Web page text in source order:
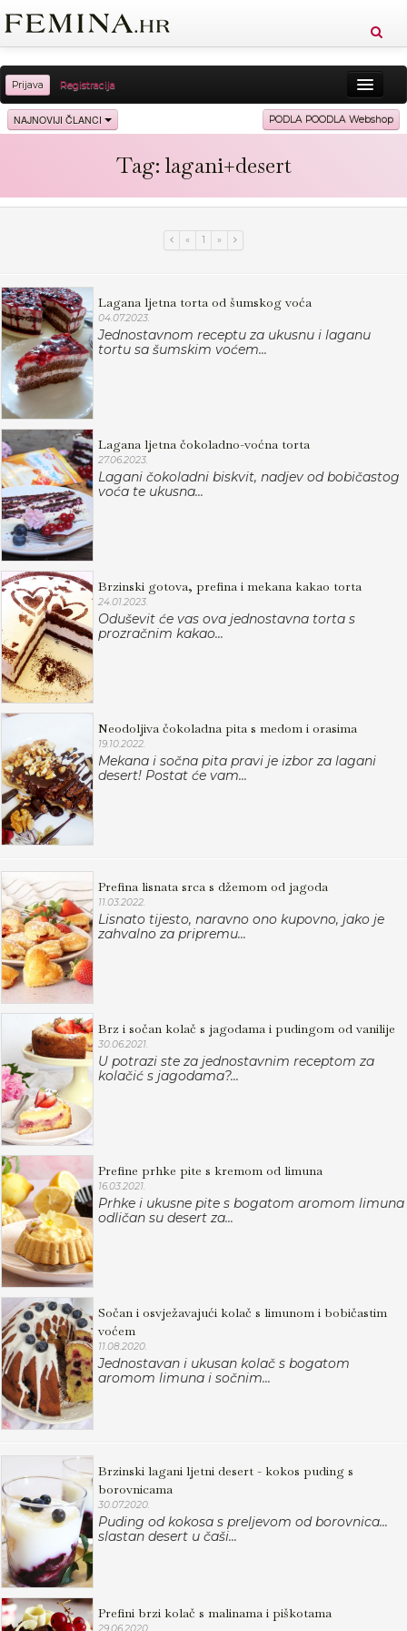
Prijava Registracija
Sreća Zdravlje Vitkost
Ljubav Relax Putovanja
NAJNOVIJI ČLANCI PODLA POODLA Webshop
Tag: lagani+desert
« 1 »
Lagana ljetna torta od šumskog voća
04.07.2023.
Jednostavnom receptu za ukusnu i laganu
tortu sa šumskim voćem...
Lagana ljetna čokoladno-voćna torta
27.06.2023.
Lagani čokoladni biskvit, nadjev od bobičastog
voća te ukusna...
Brzinski gotova, prefina i mekana kakao torta
24.01.2023.
Oduševit će vas ova jednostavna torta s
prozračnim kakao...
Neodoljiva čokoladna pita s medom i orasima
19.10.2022.
Mekana i sočna pita pravi je izbor za lagani
desert! Postat će vam...
Prefina lisnata srca s džemom od jagoda
11.03.2022.
Lisnato tijesto, naravno ono kupovno, jako je
zahvalno za pripremu...
Brz i sočan kolač s jagodama i pudingom od vanilije
30.06.2021.
U potrazi ste za jednostavnim receptom za
kolačić s jagodama?...
Prefine prhke pite s kremom od limuna
16.03.2021.
Prhke i ukusne pite s bogatom aromom limuna
odličan su desert za...
Sočan i osvježavajući kolač s limunom i bobičastim
voćem
11.08.2020.
Jednostavan i ukusan kolač s bogatom
aromom limuna i sočnim...
Brzinski lagani ljetni desert - kokos puding s
borovnicama
30.07.2020.
Puding od kokosa s preljevom od borovnica...
slastan desert u čaši...
Prefini brzi kolač s malinama i piškotama